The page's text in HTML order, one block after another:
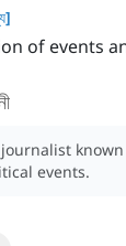
]
of events
journalist
events.